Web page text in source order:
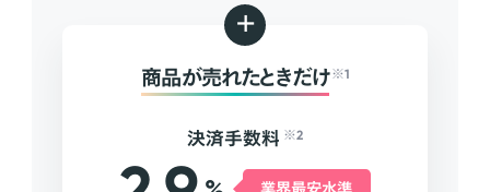
+
商品が売れたときだけ ※1
決済手数料 ※2